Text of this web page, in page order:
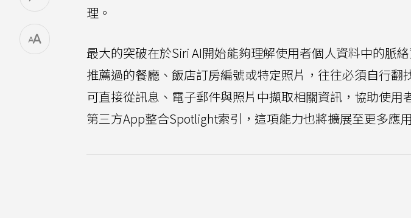
理。
最大的突破在於Siri AI開始能夠理解使用者個人資料中的脈
推薦過的餐廳、飯店訂房編號或特定照片，往往必須自行翻
可直接從訊息、電子郵件與照片中擷取相關資訊，協助使用
第三方App整合Spotlight索引，這項能力也將擴展至更多應